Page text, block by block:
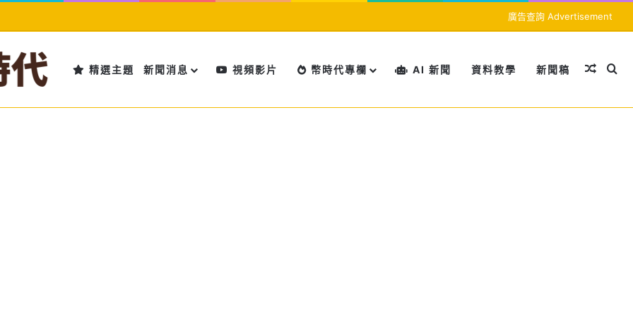
廣告查詢 Advertisement
精選主題 新聞消息 視頻影片 幣時代專欄 AI 新聞 資料教學 新聞稿 隨機文
搜